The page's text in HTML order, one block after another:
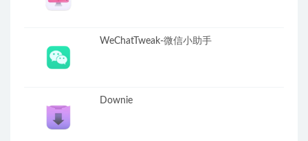
WeChatTweak-微信小助手
Downie